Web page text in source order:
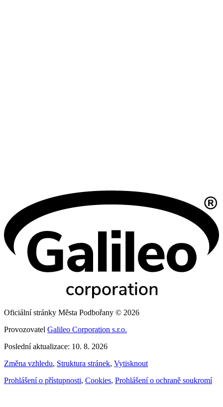
Oficiální stránky Města Podbořany © 2026
Provozovatel Galileo Corporation s.r.o.
Poslední aktualizace: 10. 8. 2026
Změna vzhledu, Struktura stránek, Vytisknout
Prohlášení o přístupnosti, Cookies, Prohlášení o ochraně soukromí